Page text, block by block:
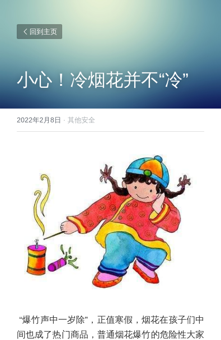
回到主页
小心！冷烟花并不“冷”
2022年2月8日 · 其他安全
“爆竹声中一岁除”，正值寒假，烟花在孩子们中
间也成了热门商品，普通烟花爆竹的危险性大家